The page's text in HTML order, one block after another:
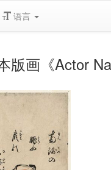
语言
版画《Actor